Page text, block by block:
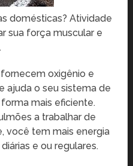
domésticas? Atividade
sua força muscular e
oxigênio e
ajuda o seu sistema de
mais eficiente.
a trabalhar de
você tem mais energia
e ou regulares.